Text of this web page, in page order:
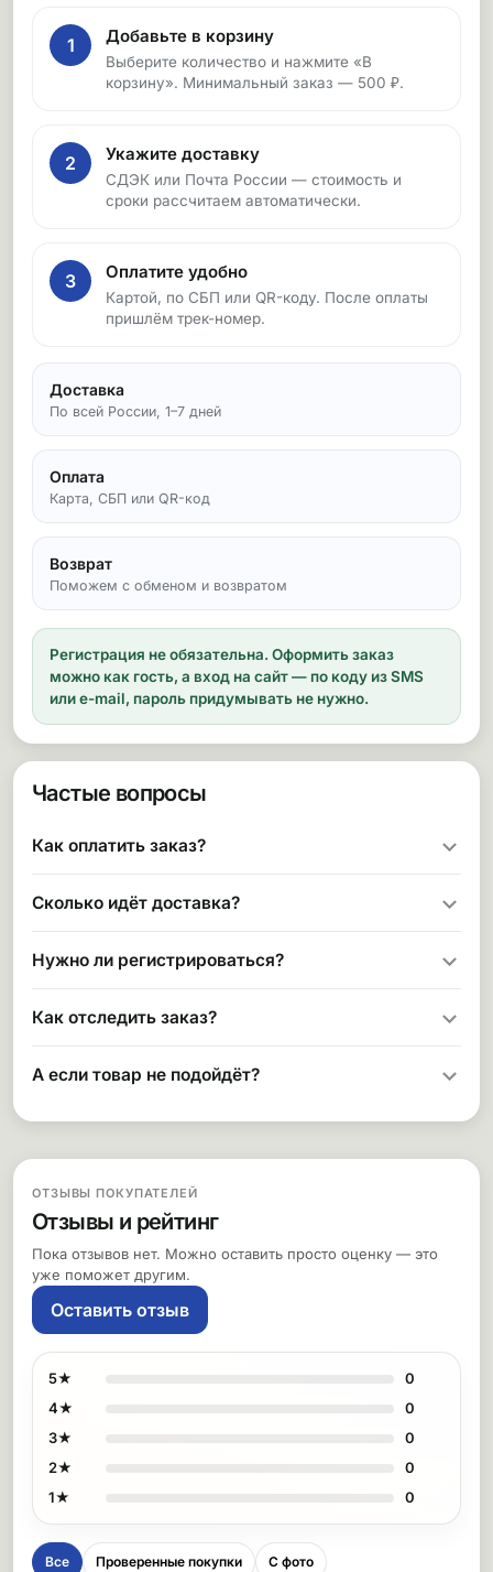
1 Добавьте в корзину
Выберите количество и нажмите «В
корзину». Минимальный заказ — 500 ₽.
2 Укажите доставку
СДЭК или Почта России — стоимость и
сроки рассчитаем автоматически.
3 Оплатите удобно
Картой, по СБП или QR-коду. После оплаты
пришлём трек-номер.
Доставка
По всей России, 1–7 дней
Оплата
Карта, СБП или QR-код
Возврат
Поможем с обменом и возвратом
Регистрация не обязательна. Оформить заказ
можно как гость, а вход на сайт — по коду из SMS
или e-mail, пароль придумывать не нужно.
Частые вопросы
Как оплатить заказ?
Сколько идёт доставка?
Нужно ли регистрироваться?
Как отследить заказ?
А если товар не подойдёт?
ОТЗЫВЫ ПОКУПАТЕЛЕЙ
Отзывы и рейтинг
Пока отзывов нет. Можно оставить просто оценку — это
уже поможет другим.
Оставить отзыв
5★
0
4★
0
3★
0
2★
0
1★
0
Все Проверенные покупки С фото